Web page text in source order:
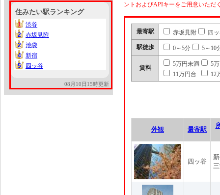
住みたい駅ランキング
1
1
渋谷
2
2
赤坂見附
2
2
池袋
4
4
新宿
5
5 四ッ谷
08月10日15時更新
ントおよびAPIキーをご用意いただ
最寄駅 赤坂見附 四
駅徒歩 0～5分 5～10
賃料
5万円未満
5
11万円台
12
外観 最寄駅
四ッ谷